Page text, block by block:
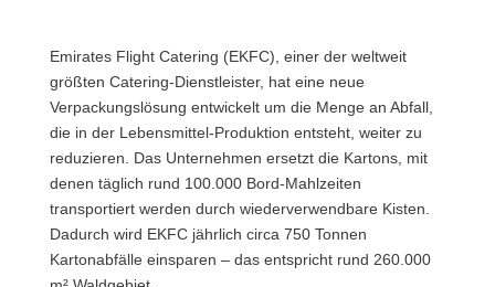
Emirates Flight Catering (EKFC), einer der weltweit
größten Catering-Dienstleister, hat eine neue
Verpackungslösung entwickelt um die Menge an Abfall,
die in der Lebensmittel-Produktion entsteht, weiter zu
reduzieren.
Das Unternehmen ersetzt die Kartons, mit
denen täglich rund 100.000 Bord-Mahlzeiten
transportiert werden durch wiederverwendbare Kisten.
Dadurch wird EKFC jährlich circa 750 Tonnen
Kartonabfälle einsparen – das entspricht rund 260.000